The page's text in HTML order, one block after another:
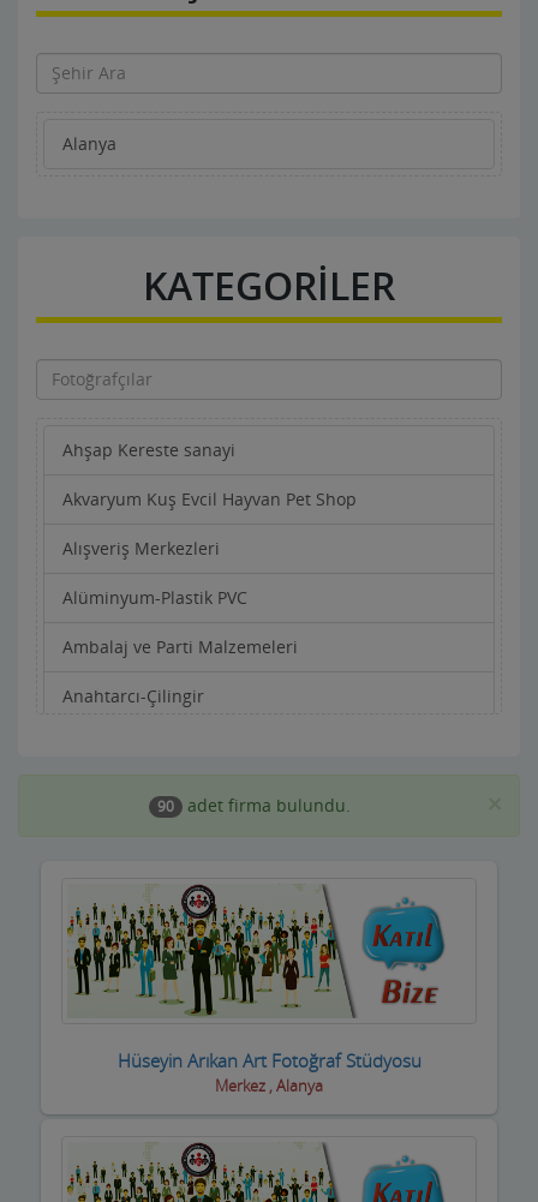
Alanya
KATEGORİLER
Ahşap Kereste sanayi
Akvaryum Kuş Evcil Hayvan Pet Shop
Alışveriş Merkezleri
Alüminyum-Plastik PVC
Ambalaj ve Parti Malzemeleri
Anahtarcı-Çilingir
Aracı Kurumlar
Asansörcüler
Av Malzemeleri
Avukatlar ve Hukuk Büroları
Ayakkabıcılar ve Çantacılar
Balık Evi Restaurant
Bar Disko Cafe
90 adet firma bulundu.
Hüseyin Arıkan Art Fotoğraf Stüdyosu
Merkez , Alanya